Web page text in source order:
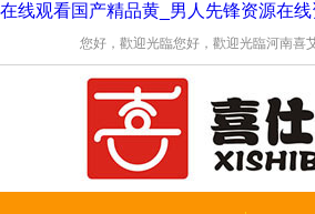
在线观看国产精品黄_男人先锋资源在
您好，歡迎光臨您好，歡迎光臨河南喜